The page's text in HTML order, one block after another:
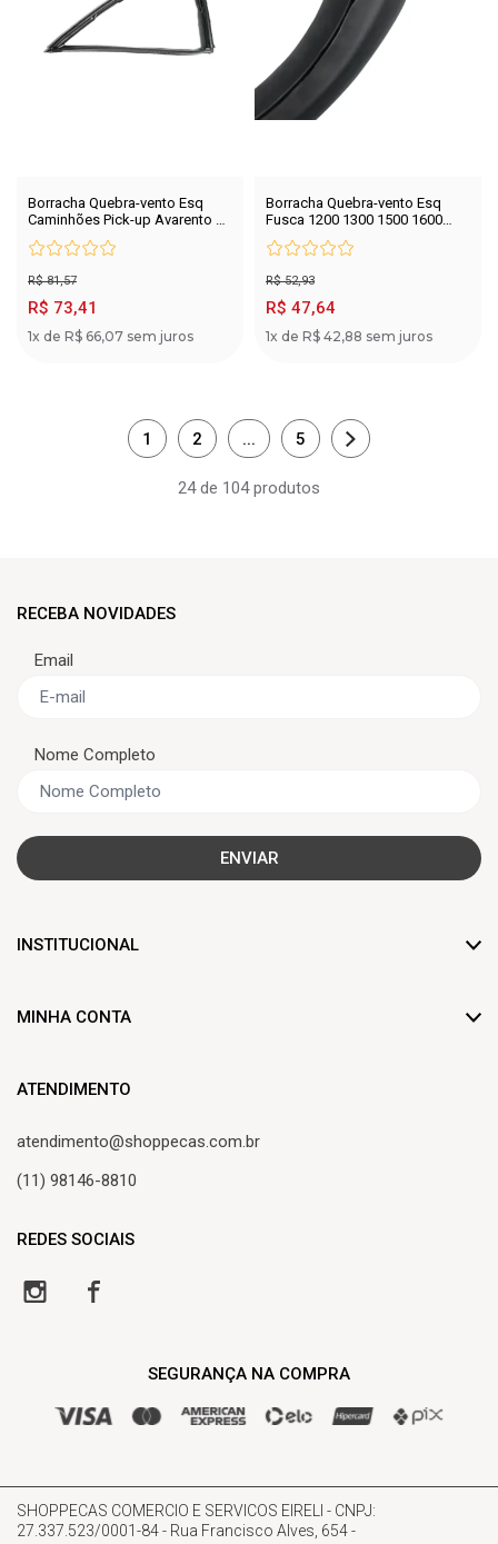
Borracha Quebra-vento Esq
Caminhões Pick-up Avarento 72
A 92
R$ 81,57
R$ 73,41
1x de R$ 66,07 sem juros
Borracha Quebra-vento Esq
Fusca 1200 1300 1500 1600
Todos
R$ 52,93
R$ 47,64
1x de R$ 42,88 sem juros
1 2 ... 5
24 de 104 produtos
RECEBA NOVIDADES
Email
Nome Completo
ENVIAR
INSTITUCIONAL
Central de atendimento
MINHA CONTA
Meus Pedidos
Lista de Desejos
ATENDIMENTO
atendimento@shoppecas.com.br
(11) 98146-8810
REDES SOCIAIS
SEGURANÇA NA COMPRA
SHOPPECAS COMERCIO E SERVICOS EIRELI - CNPJ:
27.337.523/0001-84 - Rua Francisco Alves, 654 -